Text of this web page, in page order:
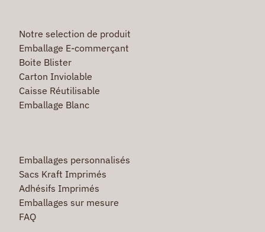
Notre selection de produit
Emballage E-commerçant
Boite Blister
Carton Inviolable
Caisse Réutilisable
Emballage Blanc
Emballages personnalisés
Sacs Kraft Imprimés
Adhésifs Imprimés
Emballages sur mesure
FAQ